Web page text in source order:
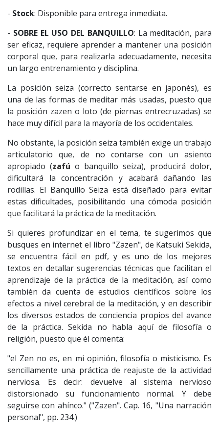
- Stock: Disponible para entrega inmediata.
- SOBRE EL USO DEL BANQUILLO: La meditación, para
ser eficaz, requiere aprender a mantener una posición
corporal que, para realizarla adecuadamente, necesita
un largo entrenamiento y disciplina.
La posición seiza (correcto sentarse en japonés), es
una de las formas de meditar más usadas, puesto que
la posición zazen o loto (de piernas entrecruzadas) se
hace muy difícil para la mayoría de los occidentales.
No obstante, la posición seiza también exige un trabajo
articulatorio que, de no contarse con un asiento
apropiado (zafú o banquillo seiza), producirá dolor,
dificultará la concentración y acabará dañando las
rodillas. El Banquillo Seiza está diseñado para evitar
estas dificultades, posibilitando una cómoda posición
que facilitará la práctica de la meditación.
Si quieres profundizar en el tema, te sugerimos que
busques en internet el libro "Zazen", de Katsuki Sekida,
se encuentra fácil en pdf, y es uno de los mejores
textos en detallar sugerencias técnicas que facilitan el
aprendizaje de la práctica de la meditación, así como
también da cuenta de estudios científicos sobre los
efectos a nivel cerebral de la meditación, y en describir
los diversos estados de conciencia propios del avance
de la práctica. Sekida no habla aquí de filosofía o
religión, puesto que él comenta:
"el Zen no es, en mi opinión, filosofía o misticismo. Es
sencillamente una práctica de reajuste de la actividad
nerviosa. Es decir: devuelve al sistema nervioso
distorsionado su funcionamiento normal. Y debe
seguirse con ahínco." ("Zazen". Cap. 16, "Una narración
personal", pp. 234.)